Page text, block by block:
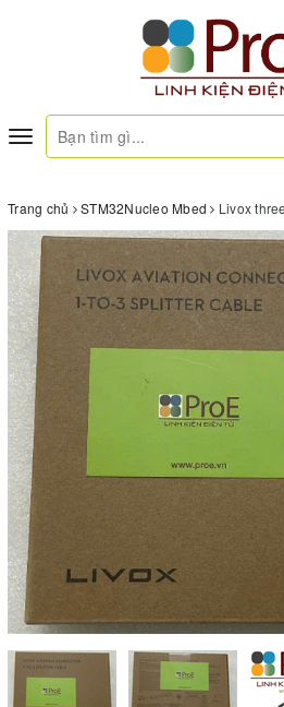
Toggle
navigation
Trang chủ STM32Nucleo Mbed Livox